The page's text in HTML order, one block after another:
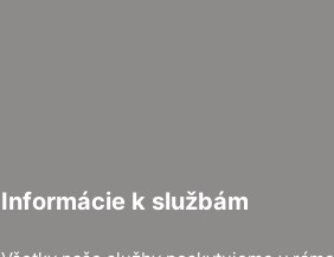
Informácie k službám